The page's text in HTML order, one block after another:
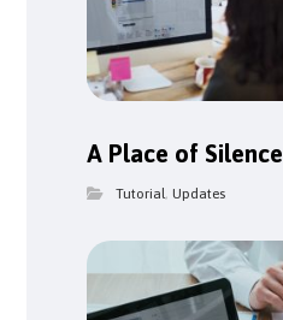
A Place of Silence
Tutorial,Updates